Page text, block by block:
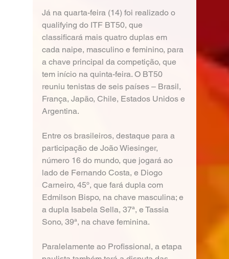
Já na quarta-feira (14) foi realizado o
qualifying do ITF BT50, que
classificará mais quatro duplas em
cada naipe, masculino e feminino, para
a chave principal da competição, que
tem início na quinta-feira. O BT50
reuniu tenistas de seis países – Brasil,
França, Japão, Chile, Estados Unidos e
Argentina.
Entre os brasileiros, destaque para a
participação de João Wiesinger,
número 16 do mundo, que jogará ao
lado de Fernando Costa, e Diogo
Carneiro, 45º, que fará dupla com
Edmilson Bispo, na chave masculina; e
a dupla Isabela Sella, 37ª, e Tassia
Sono, 39ª, na chave feminina.
Paralelamente ao Profissional, a etapa